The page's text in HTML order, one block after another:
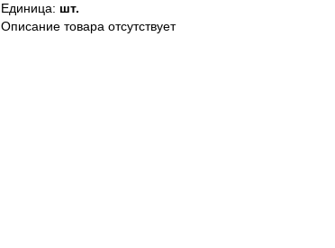
Единица: шт.
Описание товара отсутствует